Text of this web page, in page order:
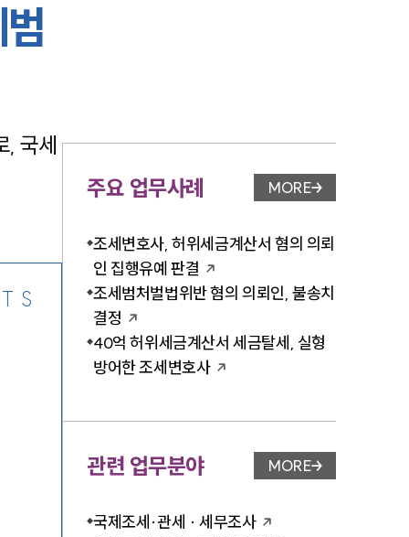
, 국세
주요 업무사례 업무사례 페이지 이
MORE
조세변호사, 허위세금계산서 혐의 의뢰
인 집행유예 판결
조세범처벌법위반 혐의 의뢰인, 불송치
결정
40억 허위세금계산서 세금탈세, 실형
방어한 조세변호사
관련 업무분야 업무분야 페이지 이
MORE
국제조세·관세 · 세무조사